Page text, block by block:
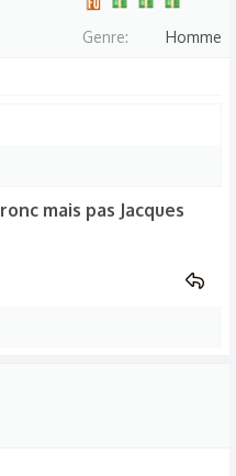
Genre Homme
mais pas Jacques